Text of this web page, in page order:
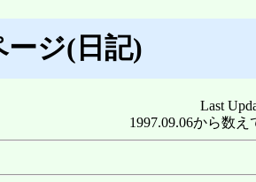
ジ(日記)
Last
1997.09.06から数え